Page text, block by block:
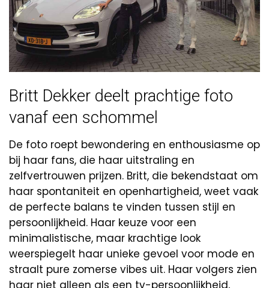
Britt Dekker deelt prachtige foto
vanaf een schommel
De foto roept bewondering en enthousiasme op
bij haar fans, die haar uitstraling en
zelfvertrouwen prijzen. Britt, die bekendstaat om
haar spontaniteit en openhartigheid, weet vaak
de perfecte balans te vinden tussen stijl en
persoonlijkheid. Haar keuze voor een
minimalistische, maar krachtige look
weerspiegelt haar unieke gevoel voor mode en
straalt pure zomerse vibes uit. Haar volgers zien
haar niet alleen als een tv-persoonlijkheid,